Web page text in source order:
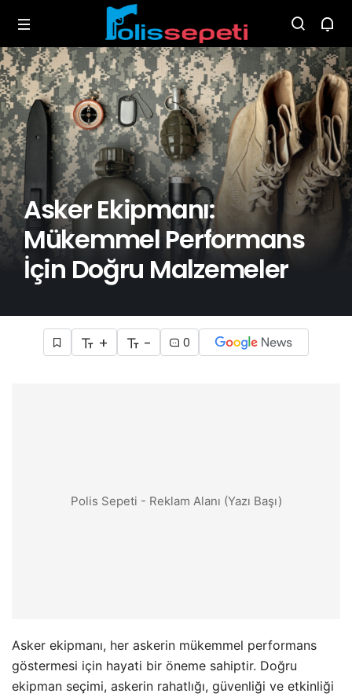
Asker Ekipmanı:
Mükemmel Performans
İçin Doğru Malzemeler
+ - 0
Polis Sepeti - Reklam Alanı (Yazı Başı)
Asker ekipmanı, her askerin mükemmel performans
göstermesi için hayati bir öneme sahiptir. Doğru
ekipman seçimi, askerin rahatlığı, güvenliği ve etkinliği